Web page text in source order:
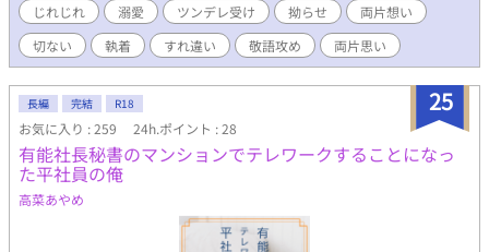
じれじれ 溺愛 ツンデレ受け 拗らせ
両片想い
切ない
執着 すれ違い 敬語攻め 両片思い
25
長編 完結 R18
お気に入り : 259 24h.ポイント : 28
有能社長秘書のマンションでテレワークすることになっ
た平社員の俺
高菜あやめ